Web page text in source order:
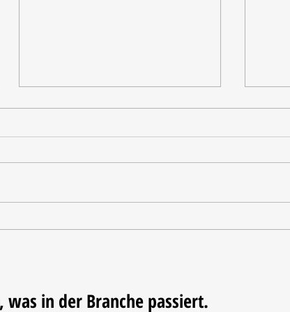
was in der Branche passiert.